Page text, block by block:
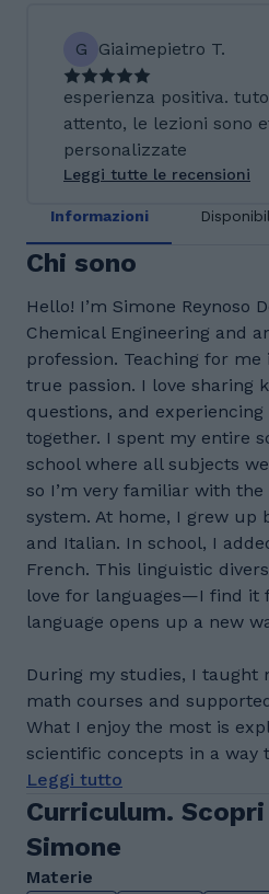
G Giaimepietro T.
esperienza positiva.
attento, le lezioni sono
personalizzate
Leggi tutte le recensioni
Informazioni
Chi sono
Hello! I’m Simone Reynoso
Chemical Engineering and
profession. Teaching for
true passion. I love sharing
questions, and experiencing
together. I spent my entire
school where all subjects
so I’m very familiar with the
system. At home, I grew up
and Italian. In school, I
French. This linguistic
love for languages—I find it
language opens up a new
During my studies, I taught
math courses and
What I enjoy the most is
scientific concepts in a way
Leggi tutto
Curriculum.
Simone
Materie